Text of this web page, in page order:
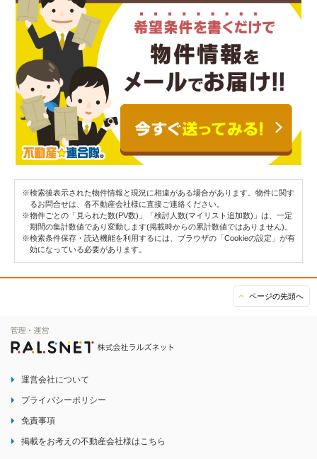
※検索後表示された物件情報と現況に相違がある場合があります。物件に関す
るお問合せは、各不動産会社様に直接ご連絡ください。
※物件ごとの「見られた数(PV数)」「検討人数(マイリスト追加数)」は、一定
期間の集計数値であり変動します(掲載時からの累計数値ではありません)。
※検索条件保存・読込機能を利用するには、ブラウザの「Cookieの設定」が有
効になっている必要があります。
ページの先頭へ
運営会社について
プライバシーポリシー
免責事項
掲載をお考えの不動産会社様はこちら